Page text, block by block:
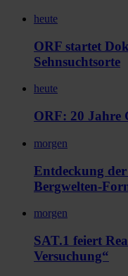
heute
ORF startet
Sehnsuchtsorte
heute
ORF: 20 Jahre
morgen
Entdeckung
Bergwelten-
morgen
SAT.1 feiert
Versuchung“